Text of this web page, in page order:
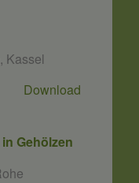
Kassel
Download
Gehölzen